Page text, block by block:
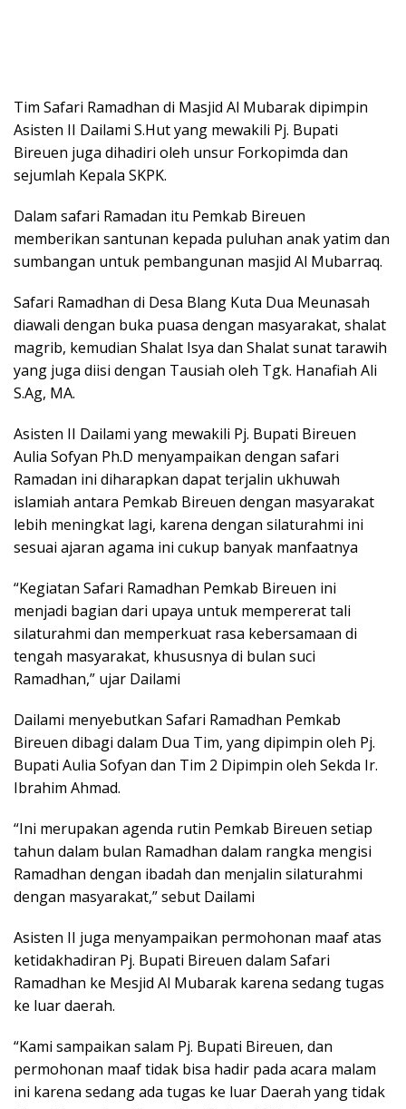
Tim Safari Ramadhan di Masjid Al Mubarak dipimpin
Asisten II Dailami S.Hut yang mewakili Pj. Bupati
Bireuen juga dihadiri oleh unsur Forkopimda dan
sejumlah Kepala SKPK.
Dalam safari Ramadan itu Pemkab Bireuen
memberikan santunan kepada puluhan anak yatim dan
sumbangan untuk pembangunan masjid Al Mubarraq.
Safari Ramadhan di Desa Blang Kuta Dua Meunasah
diawali dengan buka puasa dengan masyarakat, shalat
magrib, kemudian Shalat Isya dan Shalat sunat tarawih
yang juga diisi dengan Tausiah oleh Tgk. Hanafiah Ali
S.Ag, MA.
Asisten II Dailami yang mewakili Pj. Bupati Bireuen
Aulia Sofyan Ph.D menyampaikan dengan safari
Ramadan ini diharapkan dapat terjalin ukhuwah
islamiah antara Pemkab Bireuen dengan masyarakat
lebih meningkat lagi, karena dengan silaturahmi ini
sesuai ajaran agama ini cukup banyak manfaatnya
“Kegiatan Safari Ramadhan Pemkab Bireuen ini
menjadi bagian dari upaya untuk mempererat tali
silaturahmi dan memperkuat rasa kebersamaan di
tengah masyarakat, khususnya di bulan suci
Ramadhan,” ujar Dailami
Dailami menyebutkan Safari Ramadhan Pemkab
Bireuen dibagi dalam Dua Tim, yang dipimpin oleh Pj.
Bupati Aulia Sofyan dan Tim 2 Dipimpin oleh Sekda Ir.
Ibrahim Ahmad.
“Ini merupakan agenda rutin Pemkab Bireuen setiap
tahun dalam bulan Ramadhan dalam rangka mengisi
Ramadhan dengan ibadah dan menjalin silaturahmi
dengan masyarakat,” sebut Dailami
Asisten II juga menyampaikan permohonan maaf atas
ketidakhadiran Pj. Bupati Bireuen dalam Safari
Ramadhan ke Mesjid Al Mubarak karena sedang tugas
ke luar daerah.
“Kami sampaikan salam Pj. Bupati Bireuen, dan
permohonan maaf tidak bisa hadir pada acara malam
ini karena sedang ada tugas ke luar Daerah yang tidak